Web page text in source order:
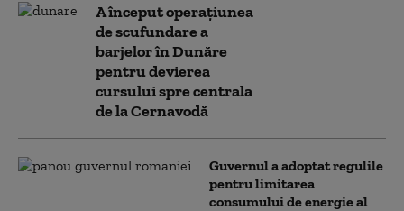
A început operațiunea
de scufundare a
barjelor în Dunăre
pentru devierea
cursului spre centrala
de la Cernavodă
Guvernul a adoptat regulile
pentru limitarea
consumului de energie al